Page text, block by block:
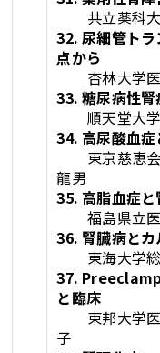
共立薬科大
32. 尿細管ト
点から
杏林大学医
33. 糖尿病性腎
順天堂大学
34. 高尿酸血
東京慈恵会
龍男
35. 高脂血症
福島県立医
36. 腎臓病と
東海大学総
37.
と臨床
東邦大学医
子